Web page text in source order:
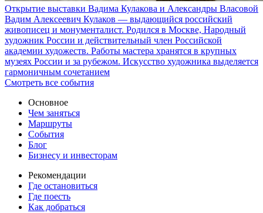
Открытие выставки Вадима Кулакова и Александры Власовой
Вадим Алексеевич Кулаков — выдающийся российский
живописец и монументалист. Родился в Москве, Народный
художник России и действительный член Российской
академии художеств. Работы мастера хранятся в крупных
музеях России и за рубежом. Искусство художника выделяется
гармоничным сочетанием
Смотреть все события
Основное
Чем заняться
Маршруты
События
Блог
Бизнесу и инвесторам
Рекомендации
Где остановиться
Где поесть
Как добраться